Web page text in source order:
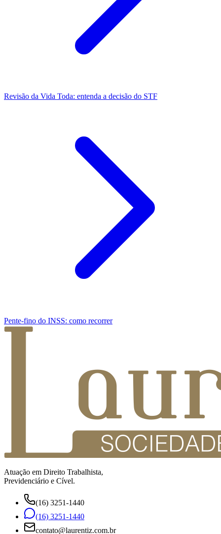
Revisão da Vida Toda: entenda a decisão do STF
Pente-fino do INSS: como recorrer
Atuação em Direito Trabalhista,
Previdenciário e Cível.
(16) 3251-1440
(16) 3251-1440
contato@laurentiz.com.br